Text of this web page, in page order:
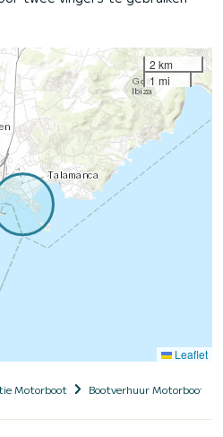
2 km
1 mi
Leaflet
Motorboot Bootverhuur Motorboot